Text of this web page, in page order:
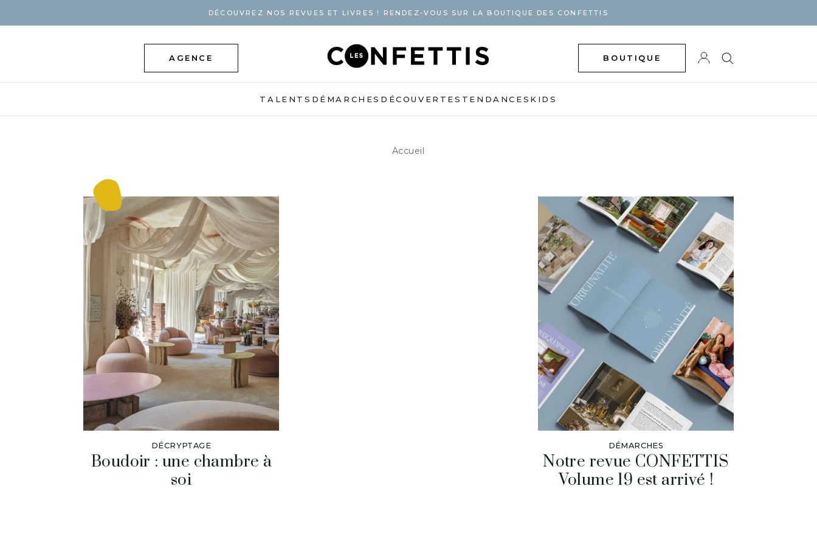
DÉCOUVREZ NOS REVUES ET LIVRES ! RENDEZ-VOUS SUR LA BOUTIQUE DES CONFETTIS
AGENCE BOUTIQUE
TALENTS DÉMARCHES DÉCOUVERTES TENDANCES KIDS
Accueil
DÉCRYPTAGE
Boudoir : une chambre à
soi
DÉMARCHES
Notre revue CONFETTIS
Volume 19 est arrivé !